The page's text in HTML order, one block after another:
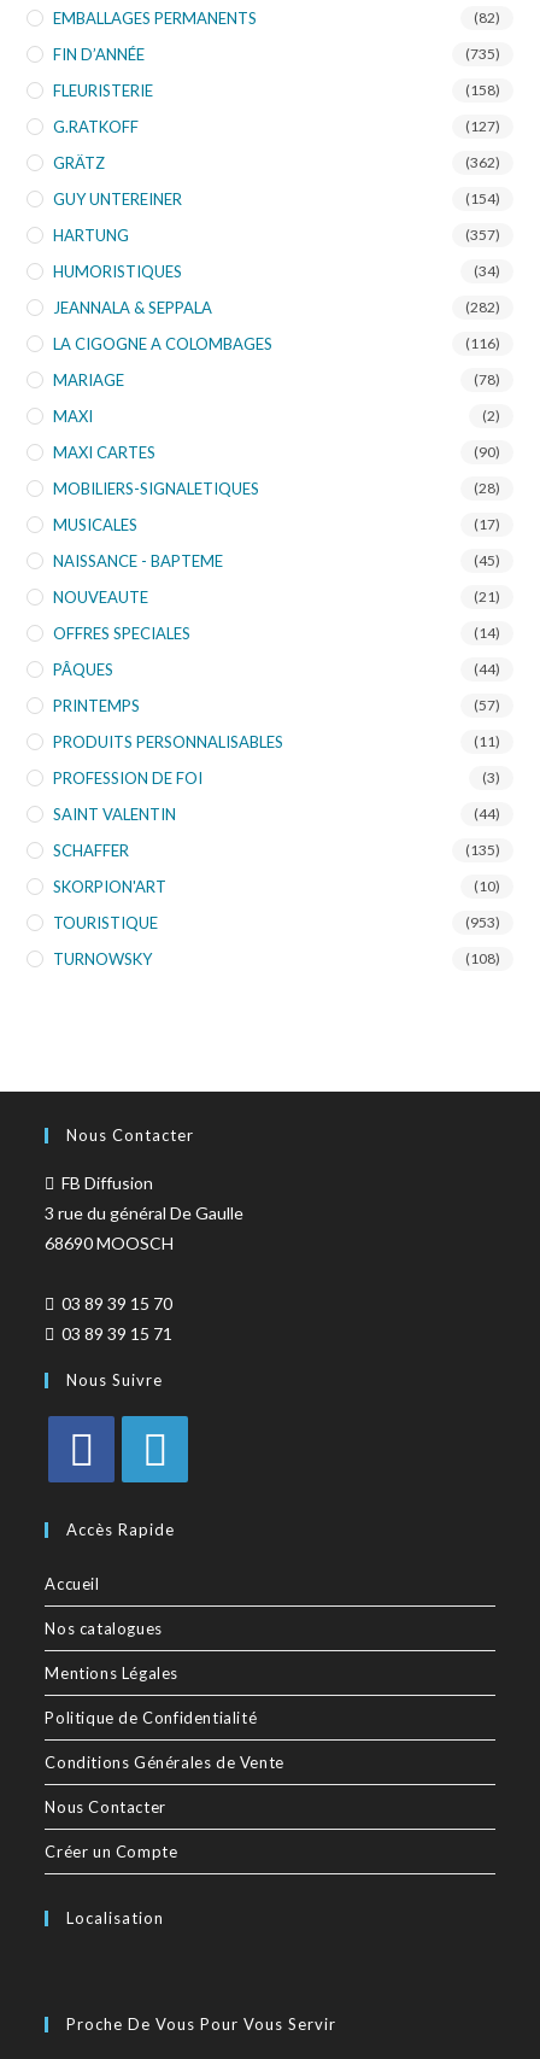
EMBALLAGES PERMANENTS (82)
FIN D’ANNÉE (735)
FLEURISTERIE (158)
G.RATKOFF (127)
GRÄTZ (362)
GUY UNTEREINER (154)
HARTUNG (357)
HUMORISTIQUES (34)
JEANNALA & SEPPALA (282)
LA CIGOGNE A COLOMBAGES (116)
MARIAGE (78)
MAXI (2)
MAXI CARTES (90)
MOBILIERS-SIGNALETIQUES (28)
MUSICALES (17)
NAISSANCE - BAPTEME (45)
NOUVEAUTE (21)
OFFRES SPECIALES (14)
PÂQUES (44)
PRINTEMPS (57)
PRODUITS PERSONNALISABLES (11)
PROFESSION DE FOI (3)
SAINT VALENTIN (44)
SCHAFFER (135)
SKORPION'ART (10)
TOURISTIQUE (953)
TURNOWSKY (108)
Nous Contacter
FB Diffusion
3 rue du général De Gaulle
68690 MOOSCH
03 89 39 15 70
03 89 39 15 71
Nous Suivre
Accès Rapide
Accueil
Nos catalogues
Mentions Légales
Politique de Confidentialité
Conditions Générales de Vente
Nous Contacter
Créer un Compte
Localisation
Proche De Vous Pour Vous Servir